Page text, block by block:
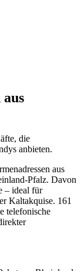
aus
die
anbieten.
aus
Pfalz. Davon
– ideal für
Kaltakquise. 161
telefonische